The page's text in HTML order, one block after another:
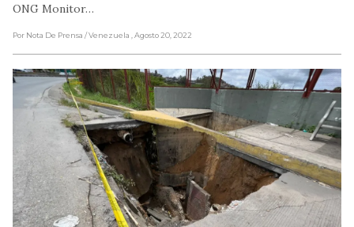
ONG Monitor…
Por Nota De Prensa / Venezuela , Agosto 20, 2022